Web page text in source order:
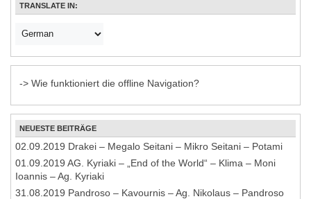
TRANSLATE IN:
-> Wie funktioniert die offline Navigation?
NEUESTE BEITRÄGE
02.09.2019 Drakei – Megalo Seitani – Mikro Seitani – Potami
01.09.2019 AG. Kyriaki – „End of the World“ – Klima – Moni
Ioannis – Ag. Kyriaki
31.08.2019 Pandroso – Kavournis – Ag. Nikolaus – Pandroso